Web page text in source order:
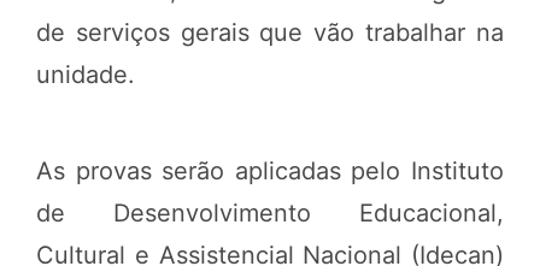
de serviços gerais que vão trabalhar na
unidade.
As provas serão aplicadas pelo Instituto
de Desenvolvimento Educacional,
Cultural e Assistencial Nacional (Idecan)